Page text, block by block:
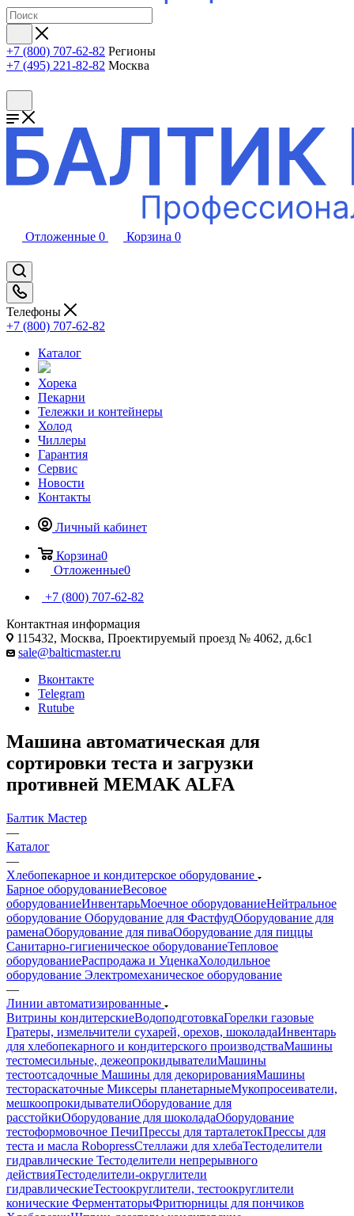
+7 (800) 707-62-82 Регионы
+7 (495) 221-82-82 Москва
Отложенные 0 Корзина 0
Телефоны
+7 (800) 707-62-82
Каталог
Хорека
Пекарни
Тележки и контейнеры
Холод
Чиллеры
Гарантия
Сервис
Новости
Контакты
Личный кабинет
Корзина0
Отложенные0
+7 (800) 707-62-82
Контактная информация
115432, Москва, Проектируемый проезд № 4062, д.6с1
sale@balticmaster.ru
Вконтакте
Telegram
Rutube
Машина автоматическая для
сортировки теста и загрузки
противней MEMAK ALFA
Балтик Мастер
—
Каталог
—
Хлебопекарное и кондитерское оборудование
Барное оборудованиеВесовое
оборудованиеИнвентарьМоечное оборудованиеНейтральное
оборудование Оборудование для ФастфудОборудование для
раменаОборудование для пиваОборудование для пиццы
Санитарно-гигиеническое оборудованиеТепловое
оборудованиеРаспродажа и УценкаХолодильное
оборудование Электромеханическое оборудование
—
Линии автоматизированные
Витрины кондитерскиеВодоподготовкаГорелки газовые
Гратеры, измельчители сухарей, орехов, шоколадаИнвентарь
для хлебопекарного и кондитерского производстваМашины
тестомесильные, дежеопрокидывателиМашины
тестоотсадочные Машины для декорированияМашины
тестораскаточные Миксеры планетарныеМукопросеиватели,
мешкоопрокидывателиОборудование для
расстойкиОборудование для шоколадаОборудование
тестоформовочное ПечиПрессы для тарталетокПрессы для
теста и масла RobopressСтеллажи для хлебаТестоделители
гидравлические Тестоделители непрерывного
действияТестоделители-округлители
гидравлическиеТестоокруглители, тестоокруглители
конические ФерментаторыФритюрницы для пончиков